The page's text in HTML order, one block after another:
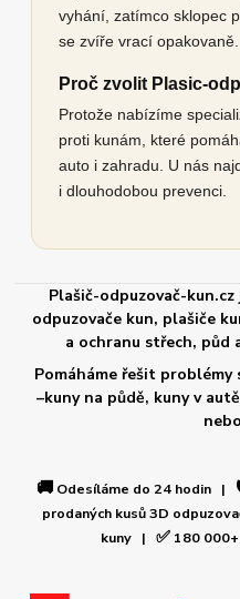
vyhání, zatímco sklopec
se zvíře vrací opakovaně.
Proč zvolit Plasic-
Protože nabízíme
proti kunám, které
auto i zahradu. U nás
i dlouhodobou prevenci.
Plašič-odpuzovač-
odpuzovače kun, plašiče
a ochranu střech, půd
Pomáháme řešit problémy
–kuny na půdě, kuny v
🚚 Odesíláme do 24 hodin |
prodaných kusů 3D
kuny | ✅ 180